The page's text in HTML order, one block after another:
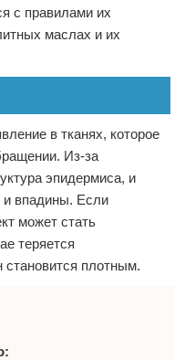
с правилами их
маслах и их
в тканях, которое
Из-за
эпидермиса, и
и впадины. Если
может стать
теряется
становится плотным.